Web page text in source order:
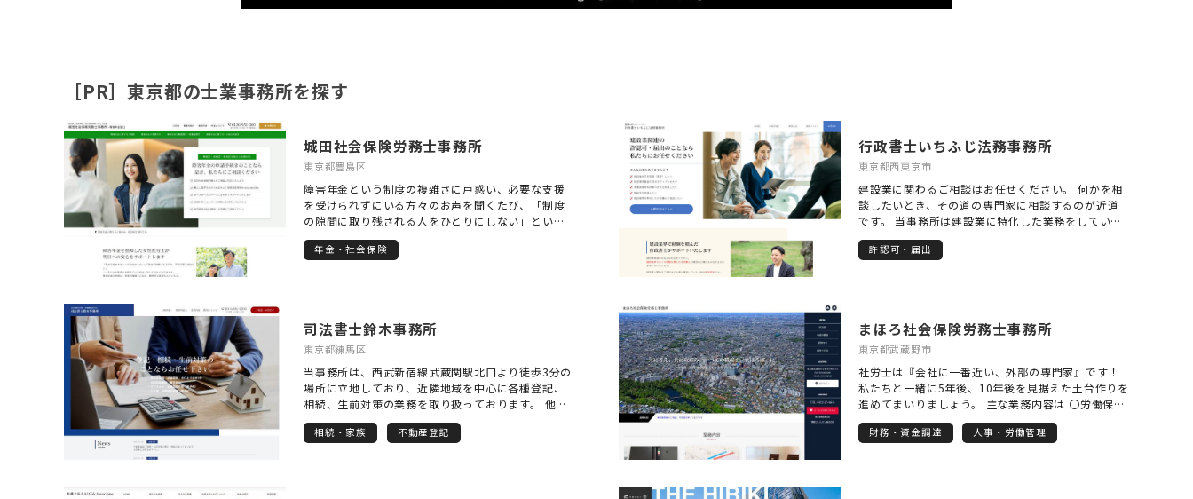
［PR］東京都の士業事務所を探す
城田社会保険労務士事務所
東京都豊島区
障害年金という制度の複雑さに戸惑い、必要な支援
を受けられずにいる方々のお声を聞くたび、「制度
の隙間に取り残される人をひとりにしない」という
想いを新たにしています。障害年金の申請は、医療
と年金という複数の制度が絡む専門的な手続きであ
真正面から耳を傾け、その想いや状況を制度にしっ
かりと反映させる申請づくりを心がけています。手
続きを進める中で「どうして申請したいのか」「ど
んなことで困っているのか」という、言葉にしづら
いお気持ちにも寄り添い、信頼関係を築いて進める
ことが、単なる事務作業にはない支援の本質だと考
えています。 私たちの事務所では、初めてのご相談
に際し、まずしっかりと時間をかけてお話をうかが
年金・社会保険
行政書士いちふじ法務事務所
東京都西東京市
建設業に関わるご相談はお任せください。 何かを相
談したいとき、その道の専門家に相談するのが近道
です。 当事務所は建設業に特化した業務をしていま
す。さらに建設業界で多くの経験をした行政書士が
許認可の申請を迅速・確実に取得いたします。 建設
になりました。 建設業界にいた行政書士がご相談を
受けます。 同業者と同じ様に気兼ねなくお問い合わ
せください。
許認可・届出
司法書士鈴木事務所
東京都練馬区
当事務所は、西武新宿線武蔵関駅北口より徒歩3分の
場所に立地しており、近隣地域を中心に各種登記、
相続、生前対策の業務を取り扱っております。 他士
業の先生や、不動産会社との連携により、お悩み、
お困りごとの根本的解決することを目標に活動をさ
相続・家族 不動産登記
まほろ社会保険労務士事務所
東京都武蔵野市
社労士は『会社に一番近い、外部の専門家』です！
私たちと一緒に5年後、10年後を見据えた土台作りを
進めてまいりましょう。 主な業務内容は 〇労働保
険・社会保険の手続き 〇給与計算業務 〇労務相談
〇就業規則の作成・見直し 〇確定拠出年金（企業型
財務・資金調達 人事・労働管理